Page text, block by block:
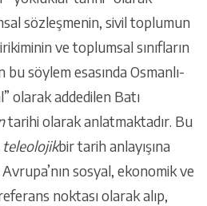
sözleşmenin, sivil toplumun
ve toplumsal sınıfların
söylem esasında Osmanlı-
olarak addedilen Batı
tarihi olarak anlatmaktadır. Bu
teleolojikbir tarih anlayışına
sosyal, ekonomik ve
noktası olarak alıp,